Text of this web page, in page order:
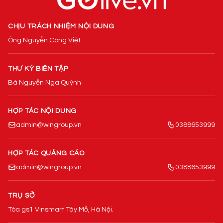
CHỊU TRÁCH NHIỆM NỘI DUNG
Ông Nguyễn Công Việt
THƯ KÝ BIÊN TẬP
Bà Nguyễn Nga Quỳnh
HỢP TÁC NỘI DUNG
admin@wingroup.vn
0388653999
HỢP TÁC QUẢNG CÁO
admin@wingroup.vn
0388653999
TRỤ SỞ
Tòa gs1 Vinsmart Tây Mỗ, Hà Nội.